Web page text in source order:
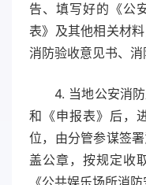
告、填写好的《公
表》及其他相关材
消防验收意见书、消
4. 当地公安消
和《申报表》后，
位，由分管参谋签
盖公章，按规定收